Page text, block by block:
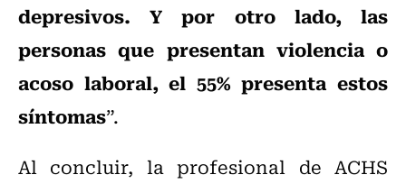
depresivos. Y por otro lado, las
personas que presentan violencia o
acoso laboral, el 55% presenta estos
síntomas”.
Al concluir, la profesional de ACHS